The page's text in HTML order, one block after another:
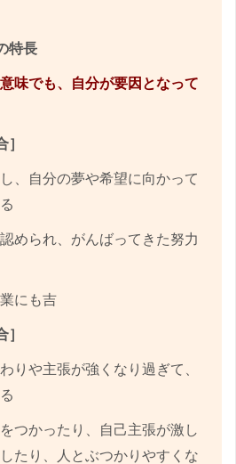
特長
味でも、自分が要因となって
］
、自分の夢や希望に向かって
められ、がんばってきた努力
にも吉
］
りや主張が強くなり過ぎて、
つかったり、自己主張が激し
たり、人とぶつかりやすくな